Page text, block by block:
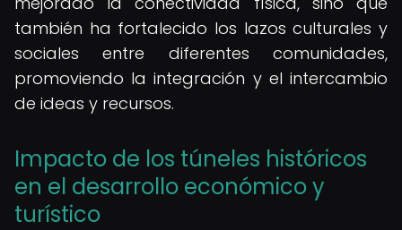
también ha fortalecido los lazos culturales y
sociales entre diferentes comunidades,
promoviendo la integración y el intercambio
de ideas y recursos.
Impacto de los túneles históricos
en el desarrollo económico y
turístico